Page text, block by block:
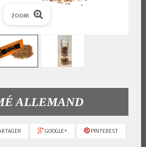
ZOOM
ALLEMAND
GOOGLE+ PINTEREST